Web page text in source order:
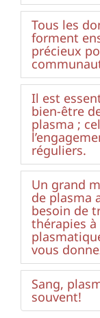
Tous les
forment
précieux
Il est
bien-être
plasma ;
réguliers.
Un grand
de plasma
besoin de
thérapies
vous
Sang,
souvent!